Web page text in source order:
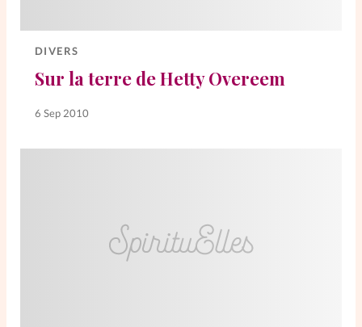
DIVERS
Sur la terre de Hetty Overeem
6 Sep 2010